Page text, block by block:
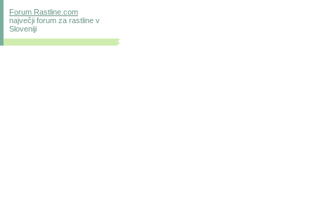
Forum Rastline.com
največji forum za rastline v
Sloveniji